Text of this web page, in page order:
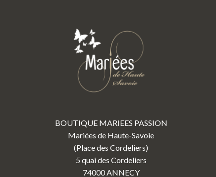
BOUTIQUE MARIEES PASSION
Mariées de Haute-Savoie
(Place des Cordeliers)
5 quai des Cordeliers
74000 ANNECY